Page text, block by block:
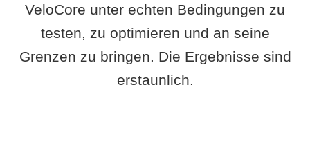
VeloCore unter echten Bedingungen zu
testen, zu optimieren und an seine
Grenzen zu bringen. Die Ergebnisse sind
erstaunlich.